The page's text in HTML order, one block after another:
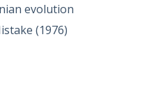
evolution
(1976)